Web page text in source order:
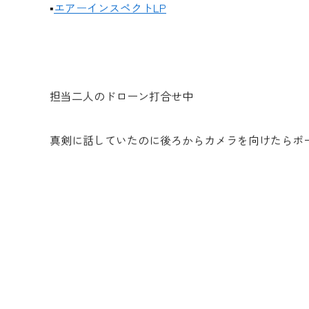
▪︎エアーインスペクトLP
担当二人のドローン打合せ中
真剣に話していたのに後ろからカメラを向けたらポ